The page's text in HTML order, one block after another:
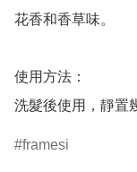
花香和香草味。
使用方法：
洗髮後使用，靜置
framesi